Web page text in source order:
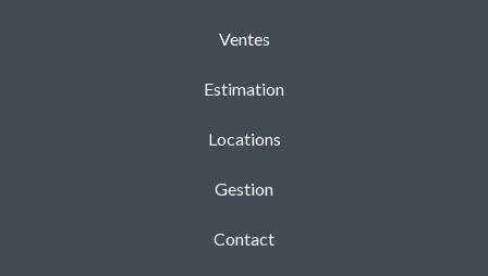
Ventes
Estimation
Locations
Gestion
Contact